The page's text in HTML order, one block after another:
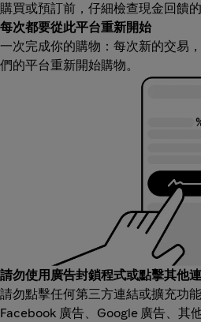
購買或預訂前，仔細檢查現金回饋
每次都要從此平台重新開始
一次完成你的購物：每次新的交易
們的平台重新開始購物。
請勿使用廣告封鎖程式或點擊其他
請勿點擊任何第三方連結或擴充功
Facebook 廣告、Google 廣告、其